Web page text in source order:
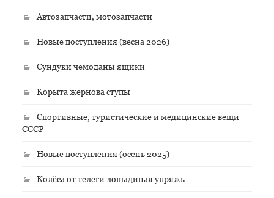
Автозапчасти, мотозапчасти
Новые поступления (весна 2026)
Сундуки чемоданы ящики
Корыта жернова ступы
Спортивные, туристические и медицинские вещи
СССР
Новые поступления (осень 2025)
Колёса от телеги лошадиная упряжь